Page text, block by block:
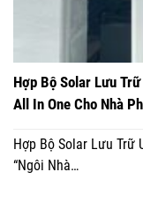
Hợp Bộ Solar Lưu
All In One Cho Nhà
Hợp Bộ Solar Lưu Trữ
“Ngôi Nhà…